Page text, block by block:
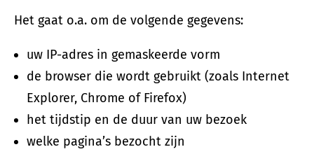
Het gaat o.a. om de volgende gegevens:
uw IP-adres in gemaskeerde vorm
de browser die wordt gebruikt (zoals Internet
Explorer, Chrome of Firefox)
het tijdstip en de duur van uw bezoek
welke pagina’s bezocht zijn